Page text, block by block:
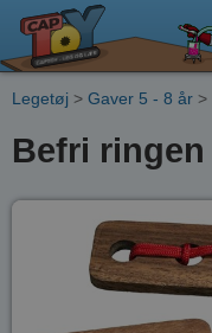
Legetøj > Gaver 5 - 8 år >
Befri ringen